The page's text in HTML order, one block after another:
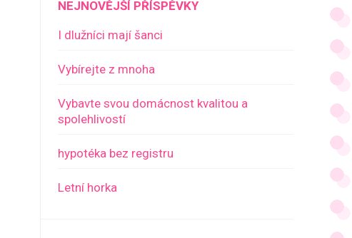
NEJNOVĚJŠÍ PŘÍSPĚVKY
I dlužníci mají šanci
Vybírejte z mnoha
Vybavte svou domácnost kvalitou a
spolehlivostí
hypotéka bez registru
Letní horka